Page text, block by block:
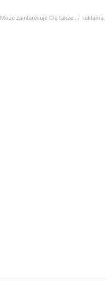
Może zainteresuje Cię także.../ Reklama